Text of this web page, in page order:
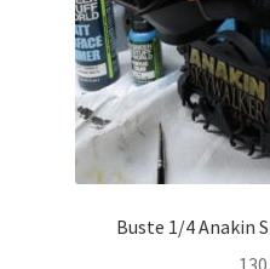
Buste 1/4 Anakin